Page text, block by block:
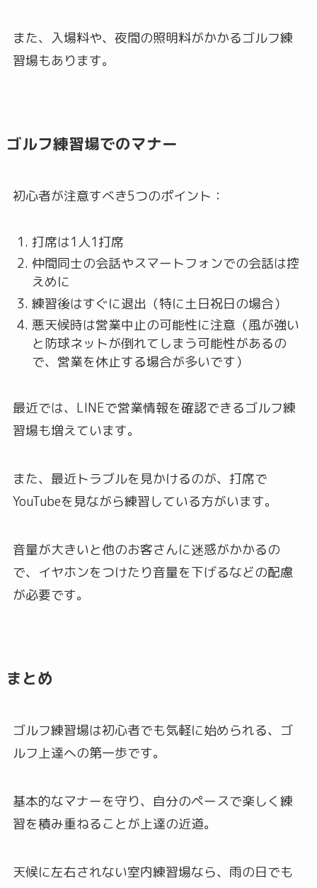
また、入場料や、夜間の照明料がかかるゴルフ練
習場もあります。
ゴルフ練習場でのマナー
初心者が注意すべき5つのポイント：
打席は1人1打席
仲間同士の会話やスマートフォンでの会話は控
えめに
練習後はすぐに退出（特に土日祝日の場合）
悪天候時は営業中止の可能性に注意（風が強い
と防球ネットが倒れてしまう可能性があるの
で、営業を休止する場合が多いです）
最近では、LINEで営業情報を確認できるゴルフ練
習場も増えています。
また、最近トラブルを見かけるのが、打席で
YouTubeを見ながら練習している方がいます。
音量が大きいと他のお客さんに迷惑がかかるの
で、イヤホンをつけたり音量を下げるなどの配慮
が必要です。
まとめ
ゴルフ練習場は初心者でも気軽に始められる、ゴ
ルフ上達への第一歩です。
基本的なマナーを守り、自分のペースで楽しく練
習を積み重ねることが上達の近道。
天候に左右されない室内練習場なら、雨の日でも